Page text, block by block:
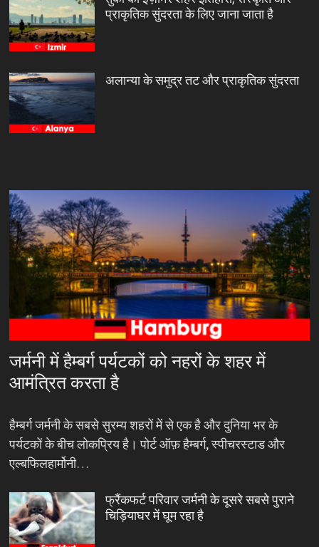
प्राकृतिक सुंदरता के लिए जाना जाता है
अलान्या के समुद्र तट और प्राकृतिक सुंदरता
जर्मनी में हैम्बर्ग पर्यटकों को नहरों के शहर में
आमंत्रित करता है
हैम्बर्ग जर्मनी के सबसे सुरम्य शहरों में से एक है और दुनिया भर के
पर्यटकों के बीच लोकप्रिय है। पोर्ट ऑफ़ हैम्बर्ग, स्पीचरस्टाड और
एल्बफिलहार्मोनी…
फ्रैंकफर्ट परिवार जर्मनी के दूसरे सबसे पुराने
चिड़ियाघर में घूम रहा है